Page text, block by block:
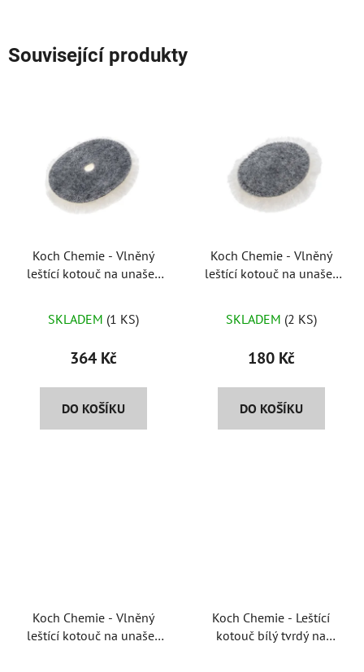
Související produkty
Koch Chemie - Vlněný
leštící kotouč na unašeč
SKLADEM (1 KS)
364 Kč
DO KOŠÍKU
Koch Chemie - Vlněný
leštící kotouč na unašeč
SKLADEM (2 KS)
180 Kč
DO KOŠÍKU
Koch Chemie - Vlněný
leštící kotouč na unašeč
Koch Chemie - Leštící
kotouč bílý tvrdý na